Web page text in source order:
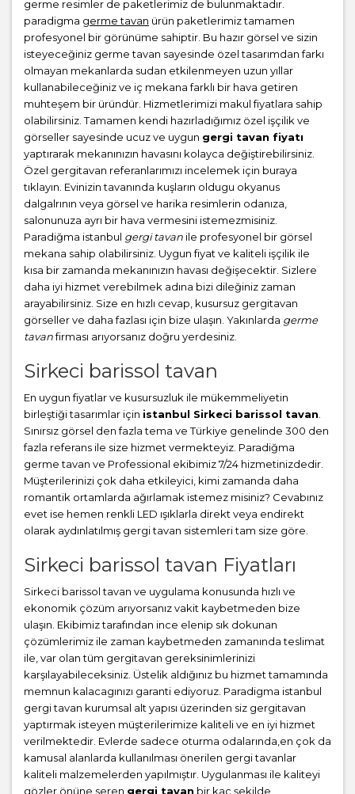
germe resimler de paketlerimiz de bulunmaktadır.
paradigma germe tavan ürün paketlerimiz tamamen
profesyonel bir görünüme sahiptir. Bu hazır görsel ve sizin
isteyeceğiniz germe tavan sayesinde özel tasarımdan farkı
olmayan mekanlarda sudan etkilenmeyen uzun yıllar
kullanabileceğiniz ve iç mekana farklı bir hava getiren
muhteşem bir üründür. Hizmetlerimizi makul fiyatlara sahip
olabilirsiniz. Tamamen kendi hazırladığımız özel işçilik ve
görseller sayesinde ucuz ve uygun gergi tavan fiyatı
yaptırarak mekanınızın havasını kolayca değiştirebilirsiniz.
Özel gergitavan referanlarımızı incelemek için buraya
tıklayın. Evinizin tavanında kuşların oldugu okyanus
dalgalrının veya görsel ve harika resimlerin odanıza,
salonunuza ayrı bir hava vermesini istemezmisiniz.
Paradiğma istanbul gergi tavan ile profesyonel bir görsel
mekana sahip olabilirsiniz. Uygun fiyat ve kaliteli işçilik ile
kısa bir zamanda mekanınızın havası değişecektir. Sizlere
daha iyi hizmet verebilmek adına bizi dileğiniz zaman
arayabilirsiniz. Size en hızlı cevap, kusursuz gergitavan
görseller ve daha fazlası için bize ulaşın. Yakınlarda germe
tavanfirması arıyorsanız doğru yerdesiniz.
Sirkeci barissol tavan
En uygun fiyatlar ve kusursuzluk ile mükemmeliyetin
birleştiği tasarımlar için istanbul Sirkeci barissol tavan
Sınırsız görsel den fazla tema ve Türkiye genelinde 300 den
fazla referans ile size hizmet vermekteyiz. Paradiğma
germe tavan ve Professional ekibimiz 7/24 hizmetinizdedir.
Müşterilerinizi çok daha etkileyici, kimi zamanda daha
romantik ortamlarda ağırlamak istemez misiniz? Cevabınız
evet ise hemen renkli LED ışıklarla direkt veya endirekt
olarak aydınlatılmış gergi tavan sistemleri tam size göre.
Sirkeci barissol tavan Fiyatları
Sirkeci barissol tavan ve uygulama konusunda hızlı ve
ekonomik çözüm arıyorsanız vakit kaybetmeden bize
ulaşın. Ekibimiz tarafından ince elenip sık dokunan
çözümlerimiz ile zaman kaybetmeden zamanında teslimat
ile, var olan tüm gergitavan gereksinimlerinizi
karşılayabileceksiniz. Üstelik aldığınız bu hizmet tamamında
memnun kalacagınızı garanti ediyoruz. Paradigma istanbul
gergi tavan kurumsal alt yapısı üzerinden siz gergitavan
yaptırmak isteyen müşterilerimize kaliteli ve en iyi hizmet
verilmektedir. Evlerde sadece oturma odalarında,en çok da
kamusal alanlarda kullanılması önerilen gergi tavanlar
kaliteli malzemelerden yapılmıştır. Uygulanması ile kaliteyi
gözler önüne seren gergi tavan bir kaç şekilde